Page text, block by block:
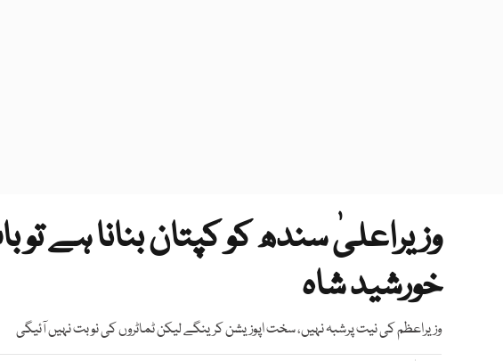
وزیراعلیٰ سندھ کو کپتان بنانا ہے تو
خورشید شاہ
وزیراعظم کی نیت پرشبہ نہیں، سخت اپوزیشن کرینگے لیکن ٹماٹروں کی نوبت نہیں آئیگی